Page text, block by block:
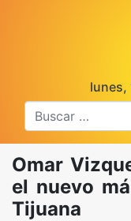
lunes,
Omar
el nuevo
Tijuana